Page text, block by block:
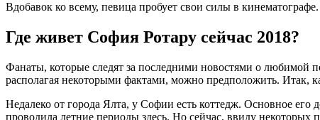
Вдобавок ко всему, певица пробует свои силы в
Где живет София Ротару сейчас 2018?
Фанаты, которые следят за последними новостями о любимой
располагая некоторыми фактами, можно предположить. Итак,
Недалеко от города Ялта, у Софии есть коттедж. Основное его
проводила летние периоды здесь. Но сейчас, ввиду некоторых